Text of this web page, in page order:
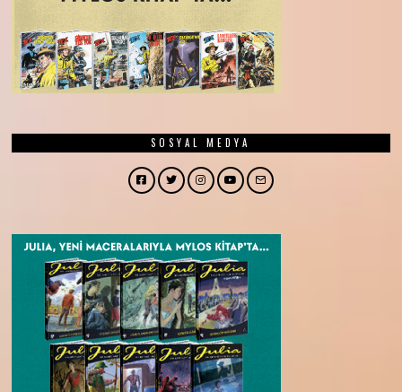
SOSYAL MEDYA
Facebook
TwitterInstagram
YouTubeEmail